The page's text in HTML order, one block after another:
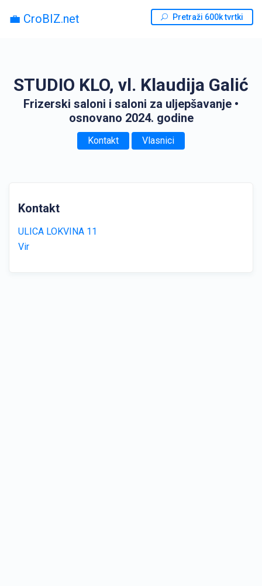
💼 CroBIZ.net Pretraži 600k tvrtki
STUDIO KLO, vl. Klaudija Galić
Frizerski saloni i saloni za uljepšavanje •
osnovano 2024. godine
Kontakt Vlasnici
Kontakt
ULICA LOKVINA 11
Vir